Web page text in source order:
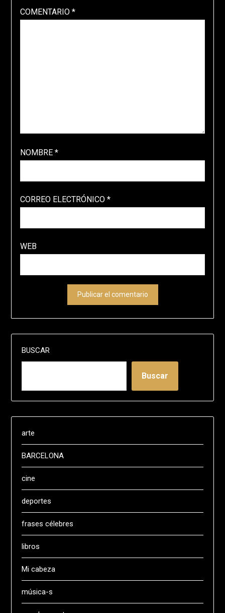
COMENTARIO *
NOMBRE *
CORREO ELECTRÓNICO *
WEB
BUSCAR
Buscar
arte
BARCELONA
cine
deportes
frases célebres
libros
Mi cabeza
música-s